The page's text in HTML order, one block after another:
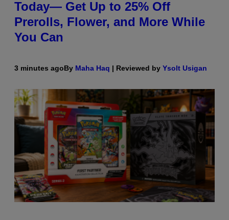
Today— Get Up to 25% Off
Prerolls, Flower, and More While
You Can
3 minutes agoBy Maha Haq | Reviewed by Ysolt Usigan